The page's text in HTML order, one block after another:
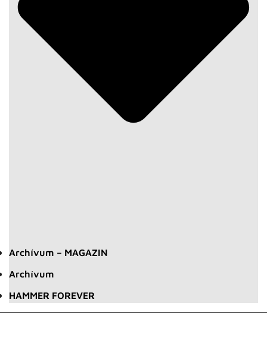
Archívum – MAGAZIN
Archívum
HAMMER FOREVER